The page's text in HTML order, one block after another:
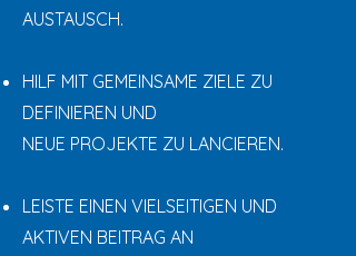
AUSTAUSCH.
HILF MIT GEMEINSAME ZIELE ZU
DEFINIEREN UND
NEUE PROJEKTE ZU LANCIEREN.
LEISTE EINEN VIELSEITIGEN UND
AKTIVEN BEITRAG AN